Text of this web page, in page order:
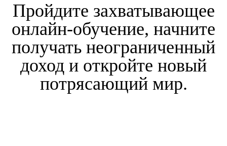
Пройдите захватывающее
онлайн-обучение, начните
получать неограниченный
доход и откройте новый
потрясающий мир.